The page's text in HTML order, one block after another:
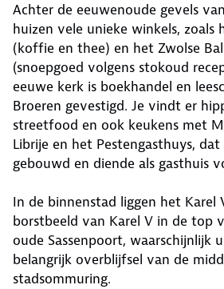
Achter de eeuwenoude gevels
huizen vele unieke winkels, zoals
(koffie en thee) en het Zwolse
(snoepgoed volgens stokoud
eeuwe kerk is boekhandel en
Broeren gevestigd. Je vindt er
streetfood en ook keukens met
Librije en het Pestengasthuys,
gebouwd en diende als gasthuis
In de binnenstad liggen het Karel
borstbeeld van Karel V in de top
oude Sassenpoort, waarschijnlijk
belangrijk overblijfsel van de
stadsommuring.